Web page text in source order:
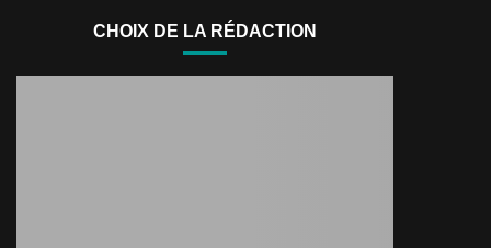
CHOIX DE LA RÉDACTION